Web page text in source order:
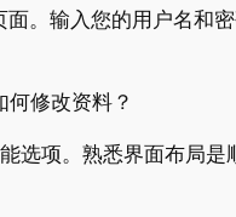
。输入您的用户名和
项。熟悉界面布局是